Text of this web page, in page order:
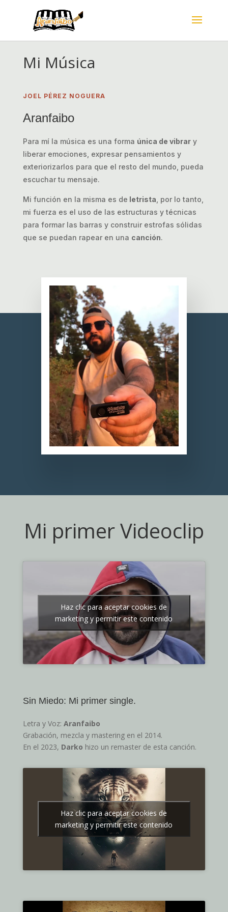
Mi Música
JOEL PÉREZ NOGUERA
Aranfaibo
Para mí la música es una forma única de vibrary
liberar emociones, expresar pensamientos y
exteriorizarlos para que el resto del mundo, pueda
escuchar tu mensaje.
Mi función en la misma es de letrista , por lo tanto,
mi fuerza es el uso de las estructuras y técnicas
para formar las barras y construir estrofas sólidas
que se puedan rapear en una canción.
Mi primer Videoclip
Haz clic para aceptar cookies de
marketing y permitir este contenido
Sin Miedo: Mi primer single.
Letra y Voz: Aranfaibo
Grabación, mezcla y mastering en el 2014.
En el 2023, Darko hizo un remaster de esta canción.
Haz clic para aceptar cookies de
marketing y permitir este contenido